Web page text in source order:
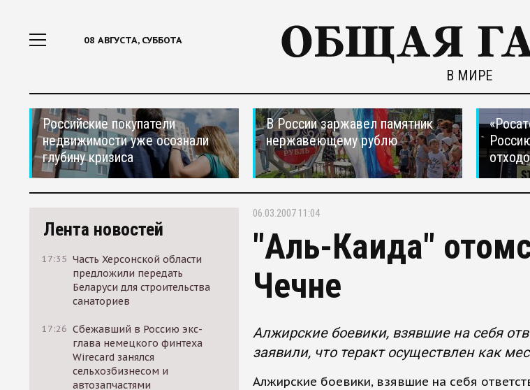
08 АВГУСТА, СУББОТА
В МИРЕ
Российские покупатели
недвижимости уже осознали
глубину кризиса
В России заржавел памятник
нержавеющему рублю
Лента новостей
17:35 Часть Херсонской области
предложили передать
Беларуси для строительства
санаториев
17:26 Сбежавший в Россию экс-
глава немецкого финтеха
Wirecard занялся
сельхозбизнесом и
автозапчастями
06.03.2007 11:04
"Аль-Каида"
Чечне
Алжирские боевики, взявшие на себя
заявили, что теракт осуществлен как
Алжирские боевики, взявшие на себя